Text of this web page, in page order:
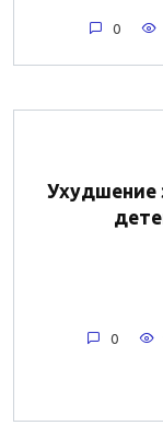
0
Ухудшение
0